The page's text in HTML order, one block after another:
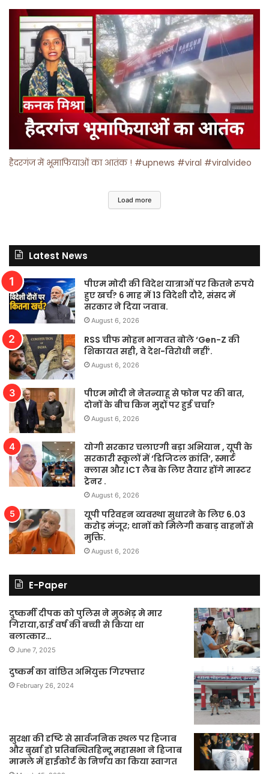
हैदरगंज में भूमाफियाओं का आतंक ! #upnews #viral #viralvideo
Load more
Latest News
पीएम मोदी की विदेश यात्राओं पर कितने रुपये
हुए खर्च? 6 माह में 13 विदेशी दौरे, संसद में
सरकार ने दिया जवाब.
August 6, 2026
RSS चीफ मोहन भागवत बोले ‘Gen-Z की
शिकायत सही, वे देश-विरोधी नहीं’.
August 6, 2026
पीएम मोदी ने नेतन्याहू से फोन पर की बात,
दोनों के बीच किन मुद्दों पर हुई चर्चा?
August 6, 2026
योगी सरकार चलाएगी बड़ा अभियान , यूपी के
सरकारी स्कूलों में ‘डिजिटल क्रांति’, स्मार्ट
क्लास और ICT लैब के लिए तैयार होंगे मास्टर
ट्रेनर .
August 6, 2026
यूपी परिवहन व्यवस्था सुधारने के लिए 6.03
करोड़ मंजूर; थानों को मिलेगी कबाड़ वाहनों से
मुक्ति.
August 6, 2026
E-Paper
दुष्कर्मी दीपक को पुलिस ने मुठभेड़ मे मार
गिराया,ढाई वर्ष की बच्ची से किया था
बलात्कार…
June 7, 2025
दुष्कर्म का वांछित अभियुक्त गिरफ्तार
February 26, 2024
सुरक्षा की दृष्टि से सार्वजनिक स्थल पर हिजाब
और बुर्खा हो प्रतिबन्धितहिन्दू महासभा ने हिजाब
मामले में हाईकोर्ट के निर्णय का किया स्वागत